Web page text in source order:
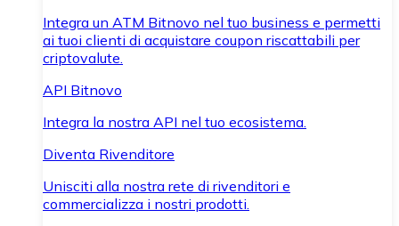
Integra un ATM Bitnovo nel tuo business e permetti
ai tuoi clienti di acquistare coupon riscattabili per
criptovalute.
API Bitnovo
Integra la nostra API nel tuo ecosistema.
Diventa Rivenditore
Unisciti alla nostra rete di rivenditori e
commercializza i nostri prodotti.